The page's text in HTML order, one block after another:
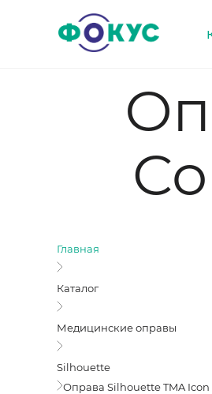
Главная
Каталог
Медицинские оправы
Silhouette
Оправа Silhouette TMA Icon